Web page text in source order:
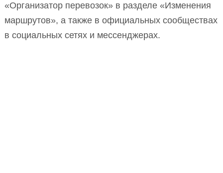
«Организатор перевозок» в разделе «Изменения
маршрутов», а также в официальных сообществах
в социальных сетях и мессенджерах.